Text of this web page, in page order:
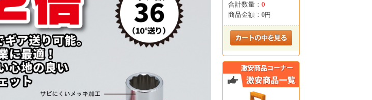
合計数量： 0
商品金額： 0円